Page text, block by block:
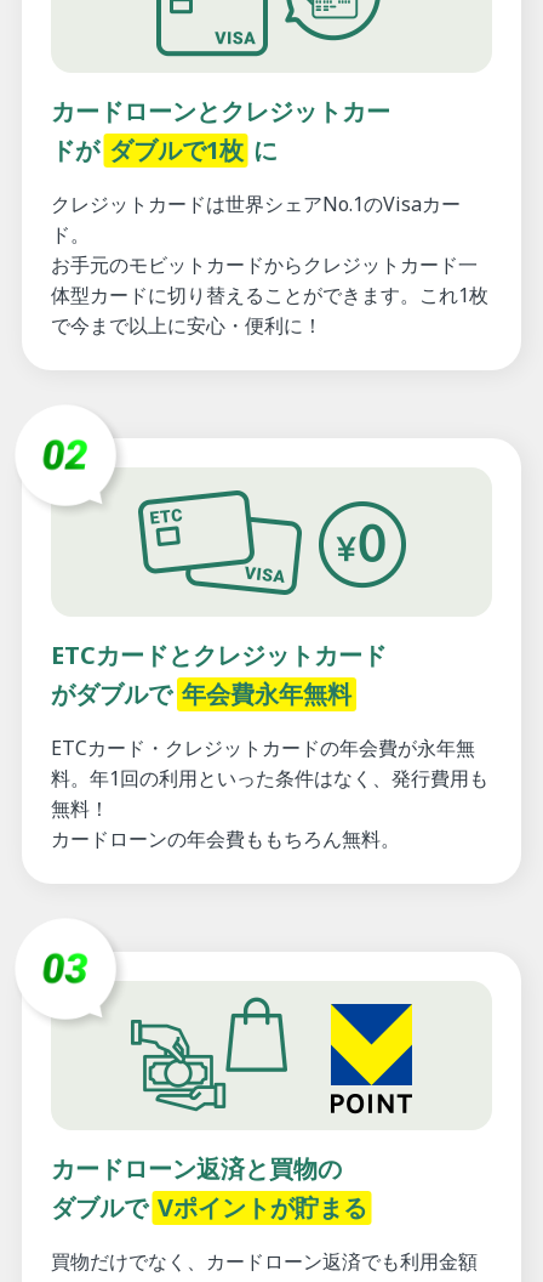
カードローンとクレジットカー
ドが ダブルで1枚 に
クレジットカードは世界シェアNo.1のVisaカー
ド。
お手元のモビットカードからクレジットカード一
体型カードに切り替えることができます。これ1枚
で今まで以上に安心・便利に！
ETCカードとクレジットカード
がダブルで 年会費永年無料
ETCカード・クレジットカードの年会費が永年無
料。年1回の利用といった条件はなく、発行費用も
無料！
カードローンの年会費ももちろん無料。
カードローン返済と買物の
ダブルで Vポイントが貯まる
買物だけでなく、カードローン返済でも利用金額